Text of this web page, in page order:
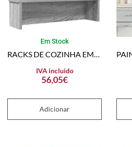
Em Stock
56,05€
IVA incluido
Adicionar